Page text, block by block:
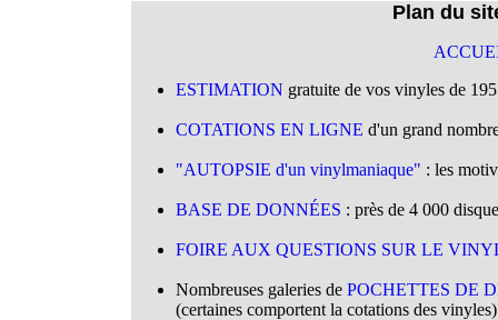
Plan du
ESTIMATION gratuite de vos vinyles de
COTATIONS EN LIGNE d'un grand
"AUTOPSIE d'un vinylmaniaque" : les
BASE DE DONNÉES : près de 4 000
FOIRE AUX QUESTIONS SUR LE
Nombreuses galeries de POCHETTES DE
(certaines comportent la cotations des vinyles)